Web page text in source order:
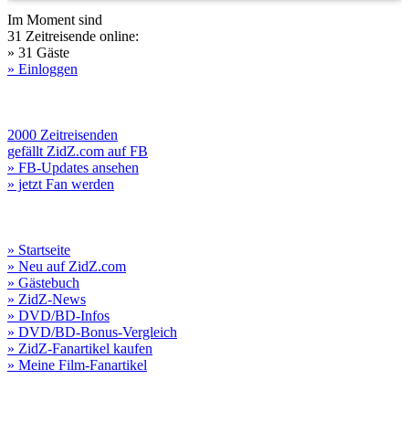
Im Moment sind
31 Zeitreisende online:
» 31 Gäste
» Einloggen
2000 Zeitreisenden
gefällt ZidZ.com auf FB
» FB-Updates ansehen
» jetzt Fan werden
» Startseite
» Neu auf ZidZ.com
» Gästebuch
» ZidZ-News
» DVD/BD-Infos
» DVD/BD-Bonus-Vergleich
» ZidZ-Fanartikel kaufen
» Meine Film-Fanartikel